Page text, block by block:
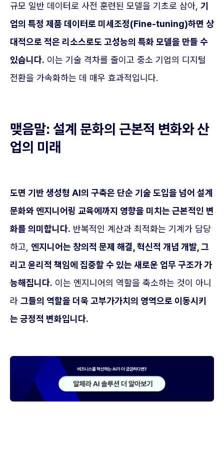
규모 일반 데이터로 사전 훈련된 모델을 기초로 삼아, 기
업의 특정 제품 데이터로 미세조정(Fine-tuning)하면 상
대적으로 적은 리소스로도 고성능의 특화 모델을 만들 수
있습니다. 이는 기술 격차를 줄이고 중소 기업의 디지털
전환을 가속화하는 데 매우 효과적입니다.
맺음말: 설계 문화의 근본적 변화와 산
업의 미래
도면 기반 생성형 AI의 구축은 단순 기술 도입을 넘어 설계
문화와 엔지니어링 교육에까지 영향을 미치는 근본적인 변
화를 의미합니다. 반복적인 계산과 최적화는 기계가 담당
하고, 엔지니어는 창의적 문제 해결, 혁신적 개념 개발, 그
리고 윤리적 책임에 집중할 수 있는 새로운 업무 구조가 가
능해집니다. 이는 엔지니어의 역할을 축소하는 것이 아니
라 그들의 역할을 더욱 고부가가치의 영역으로 이동시키
는 긍정적 변화입니다.